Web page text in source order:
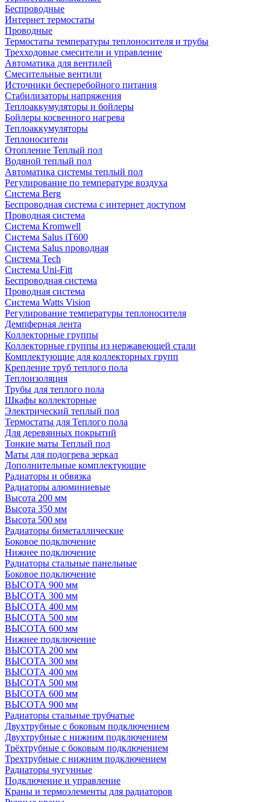
Беспроводные
Интернет термостаты
Проводные
Термостаты температуры теплоносителя и трубы
Трехходовые смесители и управление
Автоматика для вентилей
Смесительные вентили
Источники бесперебойного питания
Стабилизаторы напряжения
Теплоаккумуляторы и бойлеры
Бойлеры косвенного нагрева
Теплоаккумуляторы
Теплоносители
Отопление Теплый пол
Водяной теплый пол
Автоматика системы теплый пол
Регулирование по температуре воздуха
Система Berg
Беспроводная система с интернет доступом
Проводная система
Система Kromwell
Система Salus iT600
Система Salus проводная
Система Tech
Система Uni-Fitt
Беспроводная система
Проводная система
Система Watts Vision
Регулирование температуры теплоносителя
Демпферная лента
Коллекторные группы
Коллекторные группы из нержавеющей стали
Комплектующие для коллекторных групп
Крепление труб теплого пола
Теплоизоляция
Трубы для теплого пола
Шкафы коллекторные
Электрический теплый пол
Термостаты для Теплого пола
Для деревянных покрытий
Тонкие маты Теплый пол
Маты для подогрева зеркал
Дополнительные комплектующие
Радиаторы и обвязка
Радиаторы алюминиевые
Высота 200 мм
Высота 350 мм
Высота 500 мм
Радиаторы биметаллические
Боковое подключение
Нижнее подключение
Радиаторы стальные панельные
Боковое подключение
ВЫСОТА 900 мм
ВЫСОТА 300 мм
ВЫСОТА 400 мм
ВЫСОТА 500 мм
ВЫСОТА 600 мм
Нижнее подключение
ВЫСОТА 200 мм
ВЫСОТА 300 мм
ВЫСОТА 400 мм
ВЫСОТА 500 мм
ВЫСОТА 600 мм
ВЫСОТА 900 мм
Радиаторы стальные трубчатые
Двухтрубные с боковым подключением
Двухтрубные с нижним подключением
Трёхтрубные с боковым подключением
Трехтрубные с нижним подключением
Радиаторы чугунные
Подключение и управление
Краны и термоэлементы для радиаторов